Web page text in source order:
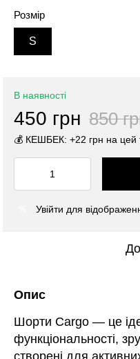
Розмір
S
В наявності
450 грн 850
💰 КЕШБЕК: +22 грн на цей
Увійти для
Опис
Шорти Cargo — це
функціональності,